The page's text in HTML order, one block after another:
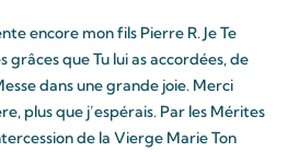
encore mon fils Pierre R. Je Te
que Tu lui as accordées, de
dans une grande joie. Merci
plus que j’espérais. Par les Mérites
de la Vierge Marie Ton